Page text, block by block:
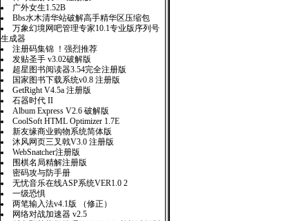
广外女生1.52B
Bbs水木清华站破解高手精华区压缩包
万象幻境网吧管理专家10.1专业版序列号
生成器
注册码集锦 ！强烈推荐
发贴圣手 v3.02破解版
超星图书阅读器3.54完全注册版
国家图书下载系统v0.8 注册版
GetRight V4.5a 注册版
石器时代 II
Album Express V2.6 破解版
CoolSoft HTML Optimizer 1.7E
新友缘商业购物系统简体版
沐风网页三叉戟V3.0 注册版
WebSnatcher注册版
围棋名局精解注册版
密码攻与防手册
无忧音乐在线ASP系统VER1.0 2
一级恐惧
两笔输入法v4.1版 （修正）
网络对战加速器 v2.5